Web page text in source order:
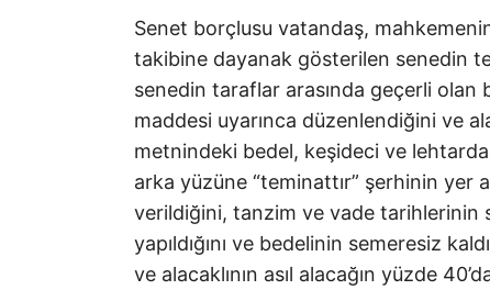
Senet borçlusu vatandaş, mahkemenin
takibine dayanak gösterilen senedin
senedin taraflar arasında geçerli olan
maddesi uyarınca düzenlendiğini ve
metnindeki bedel, keşideci ve
arka yüzüne “teminattır” şerhinin yer
verildiğini, tanzim ve vade
yapıldığını ve bedelinin semeresiz
ve alacaklının asıl alacağın yüzde